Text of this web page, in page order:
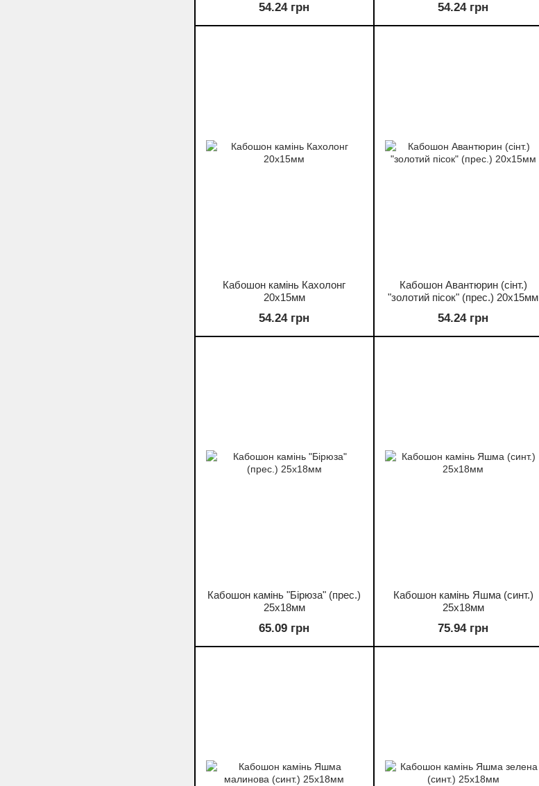
54.24 грн 54.24 грн
Кабошон камінь Кахолонг
20х15мм
54.24 грн
Кабошон Авантюрин (сінт.)
"золотий пісок" (прес.) 20х15мм
54.24 грн
Кабошон камінь "Бірюза" (прес.)
25х18мм
65.09 грн
Кабошон камінь Яшма (синт.)
25х18мм
75.94 грн